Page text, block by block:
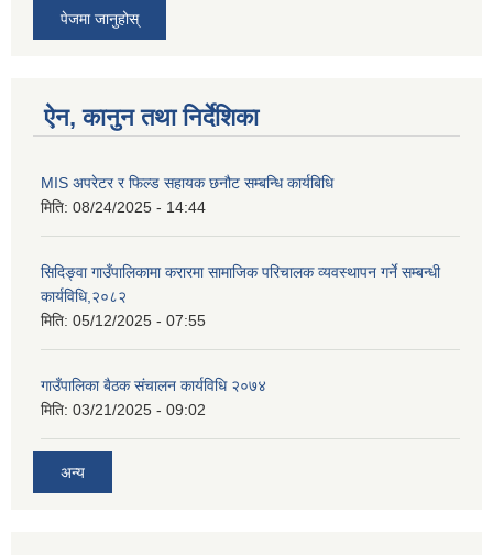
पेजमा जानुहोस्
ऐन, कानुन तथा निर्देशिका
MIS अपरेटर र फिल्ड सहायक छनौट सम्बन्धि कार्यबिधि
मिति: 08/24/2025 - 14:44
सिदिङ्वा गाउँपालिकामा करारमा सामाजिक परिचालक व्यवस्थापन गर्ने सम्बन्धी
कार्यविधि,२०८२
मिति: 05/12/2025 - 07:55
गाउँपालिका बैठक संचालन कार्यविधि २०७४
मिति: 03/21/2025 - 09:02
अन्य